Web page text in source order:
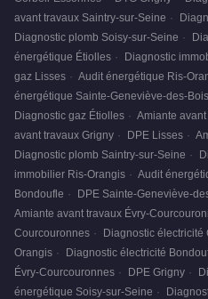
avant travaux Saintry-sur-Seine ·
Diagnostic plomb Soisy-sur-Seine ·
énergétique Étiolles · Diagnostic
gaz Lisses · Audit énergétique Ris-
énergétique Sainte-Geneviève-des-Bois
Diagnostic gaz Étiolles · Amiante
avant travaux Grigny · DPE Lisses ·
Diagnostic plomb Saintry-sur-Seine ·
immobilier Ris-Orangis · Audit
Bondoufle · DPE Sainte-Geneviève-
Amiante avant travaux Évry-
Courcouronnes · Diagnostic électricité
Orangis · Diagnostic électricité
Évry-Courcouronnes · DPE Grigny ·
énergétique Soisy-sur-Seine ·